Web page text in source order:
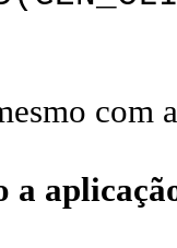
com
a